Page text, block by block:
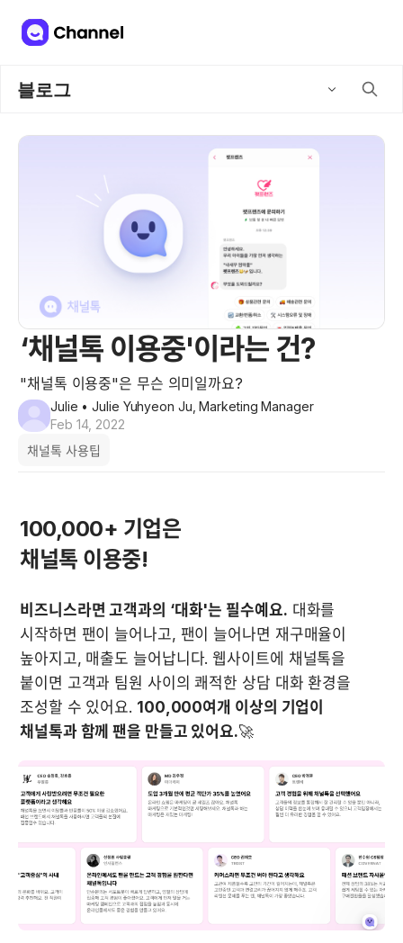
블로그
‘채널톡 이용중'이라는 건?
"채널톡 이용중"은 무슨 의미일까요?
Julie • Julie Yuhyeon Ju, Marketing Manager
Feb 14, 2022
채널톡 사용팁
100,000+ 기업은
채널톡 이용중!
비즈니스라면 고객과의 ‘대화'는 필수예요. 대화를
시작하면 팬이 늘어나고, 팬이 늘어나면 재구매율이
높아지고, 매출도 늘어납니다. 웹사이트에 채널톡을
붙이면 고객과 팀원 사이의 쾌적한 상담 대화 환경을
조성할 수 있어요. 100,000여개 이상의 기업이
채널톡과 함께 팬을 만들고 있어요.🚀